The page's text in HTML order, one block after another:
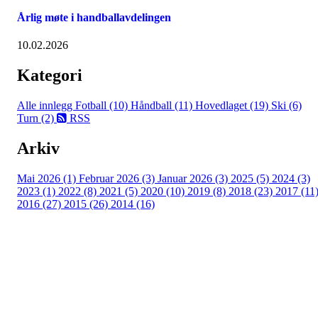
Årlig møte i handballavdelingen
10.02.2026
Kategori
Alle innlegg Fotball (10) Håndball (11) Hovedlaget (19) Ski (6)
Turn (2)
RSS
Arkiv
Mai 2026 (1) Februar 2026 (3) Januar 2026 (3) 2025 (5) 2024 (3)
2023 (1) 2022 (8) 2021 (5) 2020 (10) 2019 (8) 2018 (23) 2017 (11)
2016 (27) 2015 (26) 2014 (16)